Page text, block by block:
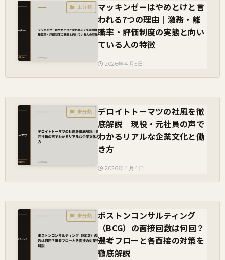
未分類
マッキンゼーはやめとけと言
われる7つの理由｜激務・離
職率・評価制度の実態と向い
ている人の特徴
2026年4月5日
未分類
デロイトトーマツの社風を徹
底解説｜現役・元社員の声で
わかるリアルな企業文化と働
き方
2026年4月4日
未分類
ボストンコンサルティング
（BCG）の面接回数は何回？
選考フローと各面接の対策を
徹底解説